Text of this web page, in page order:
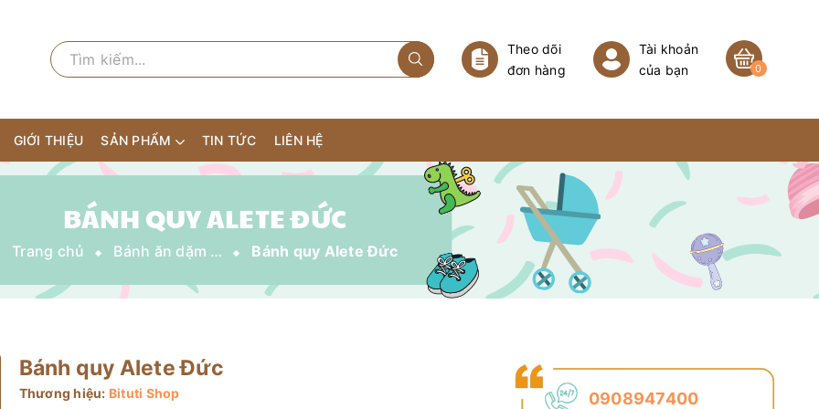
Theo dõi
đơn hàng
Tài khoản
của bạn
0
GIỚI THIỆU SẢN PHẨM TIN TỨC LIÊN HỆ
BÁNH QUY ALETE ĐỨC
Trang chủ Bánh ăn dặm - Sữa chua khô Bánh quy Alete Đức
Bánh quy Alete Đức
Thương hiệu: Bituti Shop
0908947400